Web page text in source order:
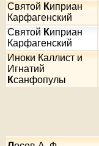
СвятойКиприан
Карфагенский
Святой Киприан
Карфагенский
Иноки Каллист и
Игнатий
Ксанфопулы